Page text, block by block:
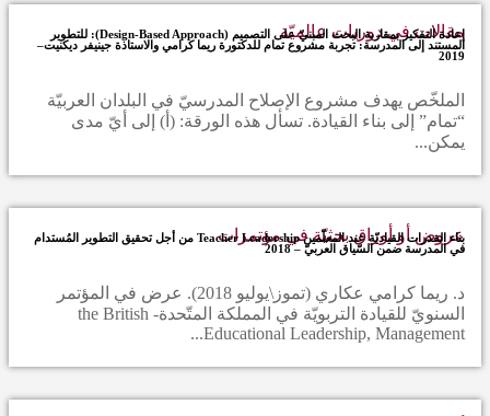
مقالات في دوريات عالميّة
إعادة التفكير بمقاربة البحث المبنيّ على التصميم (Design-Based Approach): للتطوير
المستند إلى المدرسة: تجربة مشروع تمام للدكتورة ريما كرامي والاستاذة جينيفر ديكنيت–
2019
الملخّص يهدف مشروع الإصلاح المدرسيّ في البلدان العربيّة
“تمام” إلى بناء القيادة. تسأل هذه الورقة: (أ) إلى أيّ مدى
يمكن...
عروض أو أوراق بحثيّة في مؤتمرات
بناء القدرات القياديّة عند المعلّمين Teacher Leadership من أجل تحقيق التطوير المُستدام
في المدرسة ضمن السّياق العربيّ – 2018
د. ريما كرامي عكاري (تموز\يوليو 2018). عرض في المؤتمر
السنويّ للقيادة التربويّة في المملكة المتّحدة- the British
Educational Leadership, Management...